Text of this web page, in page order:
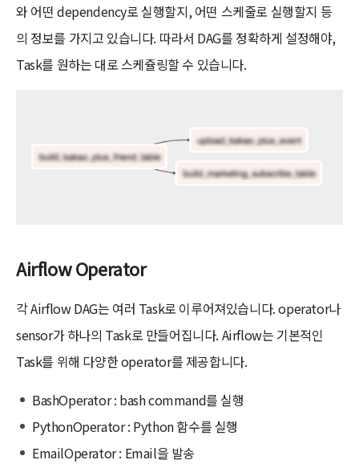
와 어떤 dependency로 실행할지, 어떤 스케줄로 실행할지 등
의 정보를 가지고 있습니다. 따라서 DAG를 정확하게 설정해야,
Task를 원하는 대로 스케쥴링할 수 있습니다.
Airflow Operator
각 Airflow DAG는 여러 Task로 이루어져있습니다. operator나
sensor가 하나의 Task로 만들어집니다. Airflow는 기본적인
Task를 위해 다양한 operator를 제공합니다.
BashOperator : bash command를 실행
PythonOperator : Python 함수를 실행
EmailOperator : Email을 발송